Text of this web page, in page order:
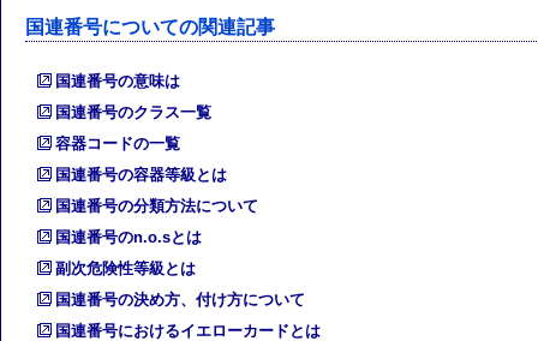
国連番号についての関連記事
国連番号の意味は
国連番号のクラス一覧
容器コードの一覧
国連番号の容器等級とは
国連番号の分類方法について
国連番号のn.o.sとは
副次危険性等級とは
国連番号の決め方、付け方について
国連番号におけるイエローカードとは